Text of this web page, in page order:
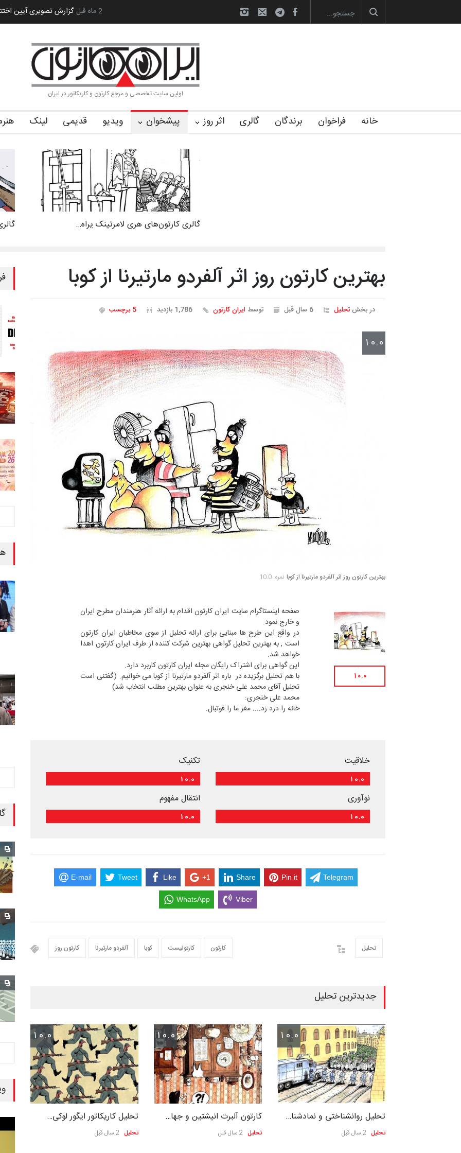
گزارش تصویری آیین رویداد کارگاهی کارتون و پوستر «ایران سربلند»… تخصصی فصل تابستان 1405 خانه کا… 2 ماه قبل
اولین سایت تخصصی و مرجع کارتون و کاریکاتور در ایران
خانه فراخوان برندگان گالری اثر روز پیشخوان ویدیو قدیمی لینک
گالری کارتون‌های هری لامرتینک یراه…
بهترین کارتون روز اثر آلفردو مارتیرنا از کوبا
در بخشتحلیل 6 سال قبل توسط ایران کارتون 1,786 بازدید 5 برچسب
10.0
بهترین کارتون روز اثر آلفردو مارتیرنا از کوبا نمره: 10.0
صفحه اینستاگرام سایت ایران کارتون اقدام به ارائه آثار هنرمندان مطرح ایران
و خارج نمود.
در واقع این طرح ها مبنایی برای ارائه تحلیل از سوی مخاطبان ایران کارتون
است , به بهترین تحلیل گواهی بهترین شرکت کننده از طرف ایران کارتون اهدا
خواهد شد.
این گواهی برای اشتراک رایگان مجله ایران کارتون کاربرد دارد.
با هم تحلیل برگزیده در باره اثر آلفردو مارتیرنا از کوبا می خوانیم. (گفتنی است
تحلیل آقای محمد علی خنجری به عنوان بهترین مطلب انتخاب شد)
محمد علی خنجری:
خانه را دزد زد.... مغز ما را فوتبال.
10.0
خلاقیت
10.0
نوآوری
10.0
تکنیک
10.0
انتقال مفهوم
10.0
E-mail Tweet Like +1 Share Pin it Telegram
WhatsApp Viber
کارتون روز آلفردو مارتیرنا کوبا کارتونیست کارتون تحلیل
جدیدترین تحلیل
10.0
تحلیل کاریکاتور ایگور لوکی…
تحلیل 2 سال قبل
10.0
کارتون آلبرت انیشتین و جها…
تحلیل 2 سال قبل
10.0
تحلیل روانشناختی و نمادشنا…
تحلیل 2 سال قبل